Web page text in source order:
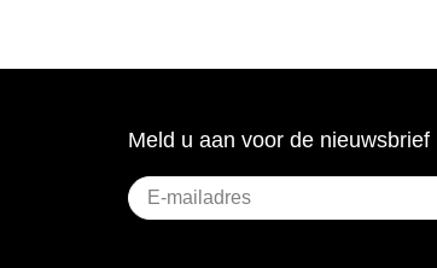
Meld u aan voor de nieuwsbrief
E-
mailadres(Vereist)